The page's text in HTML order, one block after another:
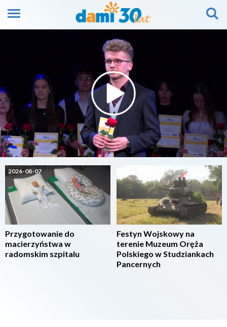
2026-08-07
Przygotowanie do
macierzyństwa w
radomskim szpitalu
Festyn Wojskowy na
terenie Muzeum Oręża
Polskiego w Studziankach
Pancernych